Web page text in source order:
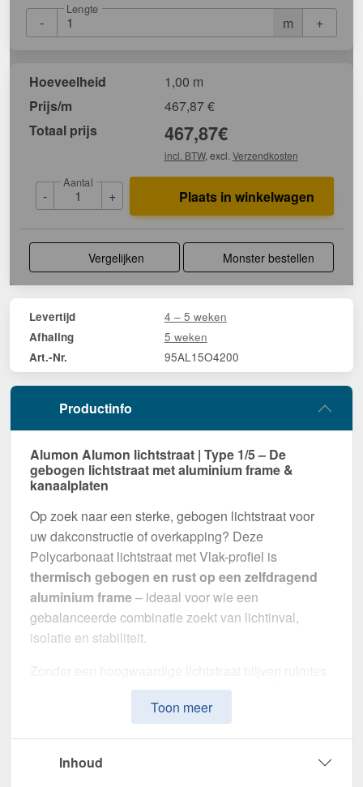
- m
Lengte
+
Hoeveelheid
1,00 m
Prijs/m
467,87€
Totaal prijs
467,87€
incl. BTW, excl. Verzendkosten
-
Aantal
+ Plaats in winkelwagen
Vergelijken Monster bestellen
Levertijd 4 – 5 weken
Afhaling 5 weken
Art.-Nr. 95AL15O4200
Productinfo
Alumon Alumon lichtstraat | Type 1/5 – De
gebogen lichtstraat met aluminium frame &
kanaalplaten
Op zoek naar een sterke, gebogen lichtstraat voor
uw dakconstructie of overkapping? Deze
Polycarbonaat lichtstraat met Vlak-profiel is
thermisch gebogen en rust op een zelfdragend
aluminium frame– ideaal voor wie een
gebalanceerde combinatie zoekt van lichtinval,
isolatie en stabiliteit.
donker en gevoelig voor vochtproblemen. Dit
systeem is speciaal ontwikkeld om
perfect voor zowel kleine als grote projecten.
Toon meer
Inhoud